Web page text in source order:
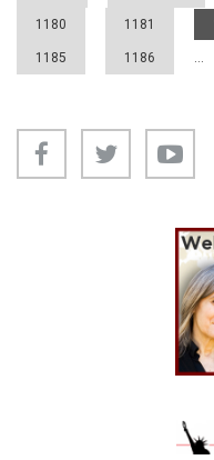
1180 1181
1185 1186 …